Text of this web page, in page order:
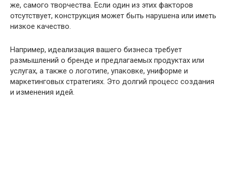
же, самого творчества. Если один из этих факторов
отсутствует, конструкция может быть нарушена или иметь
низкое качество.
Например, идеализация вашего бизнеса требует
размышлений о бренде и предлагаемых продуктах или
услугах, а также о логотипе, упаковке, униформе и
маркетинговых стратегиях. Это долгий процесс создания
и изменения идей.